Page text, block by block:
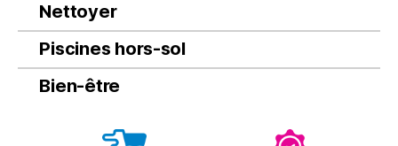
Nettoyer
Piscines hors-sol
Bien-être